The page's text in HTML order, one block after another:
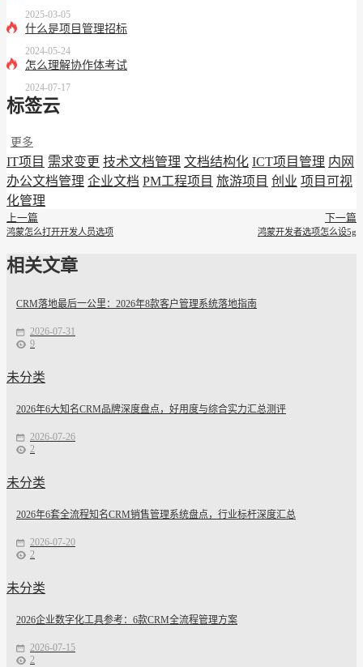
2025-03-05
什么是项目管理招标
2024-05-24
怎么理解协作体考试
2024-07-17
标签云
更多
IT项目 需求变更 技术文档管理 文档结构化 ICT项目管理 内网
办公文档管理 企业文档 PM工程项目 旅游项目 创业 项目可视
化管理
上一篇
鸿蒙怎么打开开发人员选项
下一篇
鸿蒙开发者选项怎么设5g
相关文章
CRM落地最后一公里：2026年8款客户管理系统落地指南
2026-07-31
9
未分类
2026年6大知名CRM品牌深度盘点，好用度与综合实力汇总测评
2026-07-26
2
未分类
2026年6套全流程知名CRM销售管理系统盘点，行业标杆深度汇总
2026-07-20
2
未分类
2026企业数字化工具参考：6款CRM全流程管理方案
2026-07-15
2